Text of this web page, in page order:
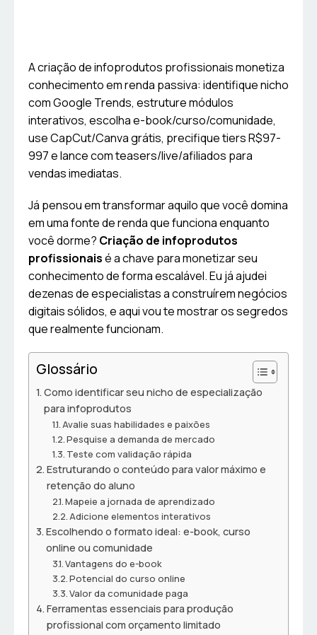
A criação de infoprodutos profissionais monetiza
conhecimento em renda passiva: identifique nicho
com Google Trends, estruture módulos
interativos, escolha e-book/curso/comunidade,
use CapCut/Canva grátis, precifique tiers R$97-
997 e lance com teasers/live/afiliados para
vendas imediatas.
Já pensou em transformar aquilo que você domina
em uma fonte de renda que funciona enquanto
você dorme? Criação de infoprodutos
profissionaisé a chave para monetizar seu
conhecimento de forma escalável. Eu já ajudei
dezenas de especialistas a construírem negócios
digitais sólidos, e aqui vou te mostrar os segredos
que realmente funcionam.
Glossário
Como identificar seu nicho de especialização
para infoprodutos
Avalie suas habilidades e paixões
Pesquise a demanda de mercado
Teste com validação rápida
Estruturando o conteúdo para valor máximo e
retenção do aluno
Mapeie a jornada de aprendizado
Adicione elementos interativos
Escolhendo o formato ideal: e-book, curso
online ou comunidade
Vantagens do e-book
Potencial do curso online
Valor da comunidade paga
Ferramentas essenciais para produção
profissional com orçamento limitado